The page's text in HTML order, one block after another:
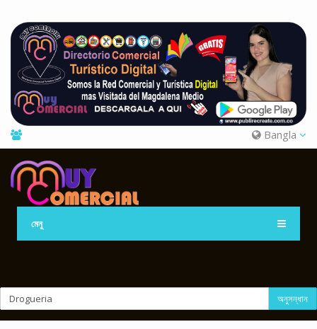
Bangla
মেনু
অনুসন্ধান